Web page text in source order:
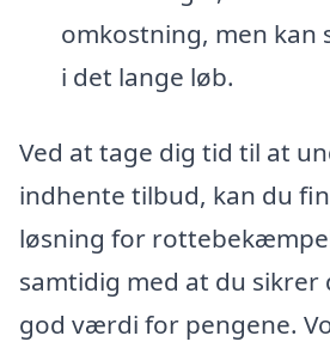
omkostning, men kan
i det lange løb.
Ved at tage dig tid til at
indhente tilbud, kan du
løsning for
samtidig med at du sikrer
god værdi for pengene.